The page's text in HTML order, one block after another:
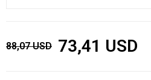
88,07 USD 73,41 USD